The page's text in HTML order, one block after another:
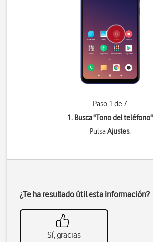
Paso 1 de 7
1. Busca "Tono del teléfono"
PulsaAjustes.
¿Te ha resultado útil esta información?
Sí, gracias